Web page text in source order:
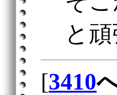
と頑
[3410